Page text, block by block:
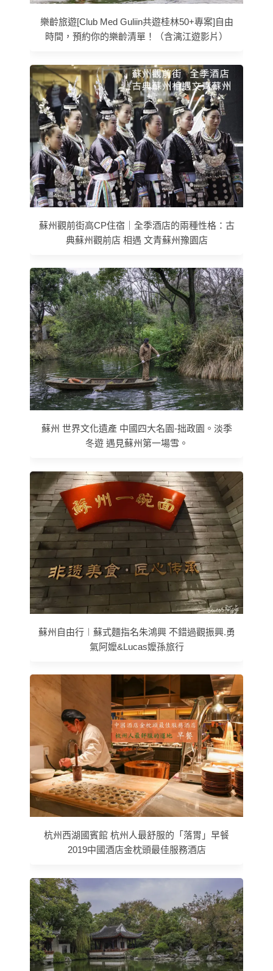
樂齡旅遊[Club Med Guliin共遊桂林50+專案]自由
時間，預約你的樂齡清單！（含漓江遊影片）
蘇州觀前街高CP住宿｜全季酒店的兩種性格：古
典蘇州觀前店 相遇 文青蘇州豫園店
蘇州 世界文化遺產 中國四大名園-拙政園。淡季
冬遊 遇見蘇州第一場雪。
蘇州自由行︱蘇式麵指名朱鴻興 不錯過觀振興.勇
氣阿嬤&Lucas嬤孫旅行
杭州西湖國賓館 杭州人最舒服的「落胃」早餐
2019中國酒店金枕頭最佳服務酒店